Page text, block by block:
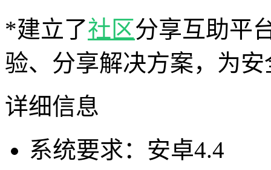
*建立了社区分享互助平
验、分享解决方案，为
详细信息
系统要求：安卓4.4